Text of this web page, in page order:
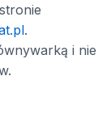
.
i nie